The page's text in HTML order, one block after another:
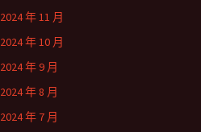
2024 年 11 月
2024 年 10 月
2024 年 9 月
2024 年 8 月
2024 年 7 月